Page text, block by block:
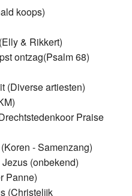
koops)
& Rikkert)
ontzag(Psalm 68)
(Diverse artiesten)
Praise
- Samenzang)
(onbekend)
Panne)
(Christelijk